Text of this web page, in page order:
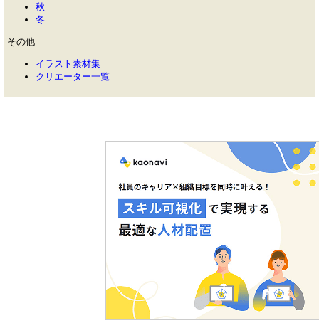
秋
冬
その他
イラスト素材集
クリエーター一覧